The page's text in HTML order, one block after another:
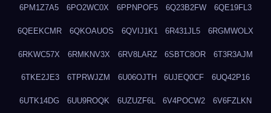
6PM1Z7A5 6PO2WC0X 6PPNPOF5 6Q23B2FW 6QE19FL3
6QEEKCMR 6QKOAUOS 6QVIJ1K1 6R431JL5 6RGMWOLX
6RKWC57X 6RMKNV3X 6RV8LARZ 6SBTC8OR 6T3R3AJM
6TKE2JE3 6TPRWJZM 6U06OJTH 6UJEQ0CF 6UQ42P16
6UTK14DG 6UU9ROQK 6UZUZF6L 6V4POCW2 6V6FZLKN